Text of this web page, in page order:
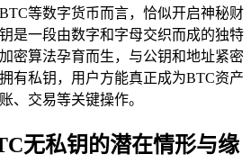
等数字货币而言，恰似开启神秘财
是一段由数字和字母交织而成的独特
密算法孕育而生，与公钥和地址紧密
有私钥，用户方能真正成为BTC资产
、交易等关键操作。
无私钥的潜在情形与缘